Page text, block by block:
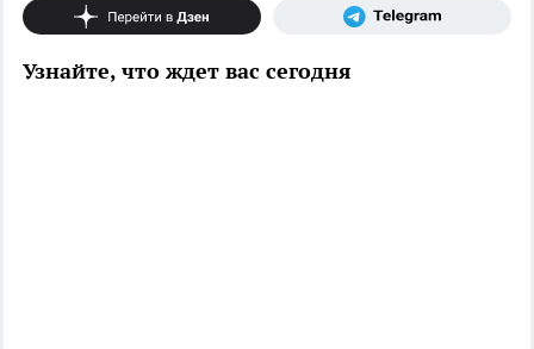
Узнайте, что ждет вас сегодня